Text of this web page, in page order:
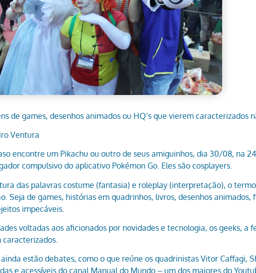
de games, desenhos animados ou HQ’s que vierem caracterizados
Ventura
encontre um Pikachu ou outro de seus amiguinhos, dia 30/08, na
compulsivo do aplicativo Pokémon Go. Eles são cosplayers.
das palavras costume (fantasia) e roleplay (interpretação), o
Seja de games, histórias em quadrinhos, livros, desenhos
impecáveis.
voltadas aos aficionados por novidades e tecnologia, os geeks,
caracterizados.
estão debates, como o que reúne os quadrinistas Vitor Caffagi,
e acessíveis do canal Manual do Mundo – um dos maiores do